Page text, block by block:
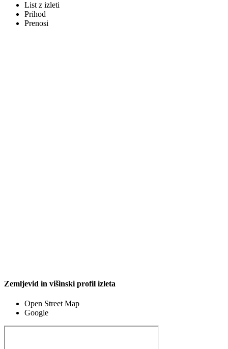
List z izleti
Prihod
Prenosi
Zemljevid in višinski profil izleta
Open Street Map
Google